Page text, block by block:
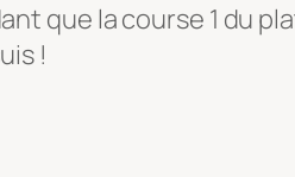
que la course 1 du
!